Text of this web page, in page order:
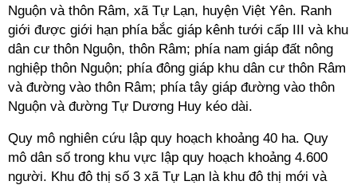
Nguộn và thôn Râm, xã Tự Lạn, huyện Việt Yên. Ranh
giới được giới hạn phía bắc giáp kênh tưới cấp III và khu
dân cư thôn Nguộn, thôn Râm; phía nam giáp đất nông
nghiệp thôn Nguộn; phía đông giáp khu dân cư thôn Râm
và đường vào thôn Râm; phía tây giáp đường vào thôn
Nguộn và đường Tự Dương Huy kéo dài.
Quy mô nghiên cứu lập quy hoạch khoảng 40 ha. Quy
mô dân số trong khu vực lập quy hoạch khoảng 4.600
người. Khu đô thị số 3 xã Tự Lạn là khu đô thị mới và